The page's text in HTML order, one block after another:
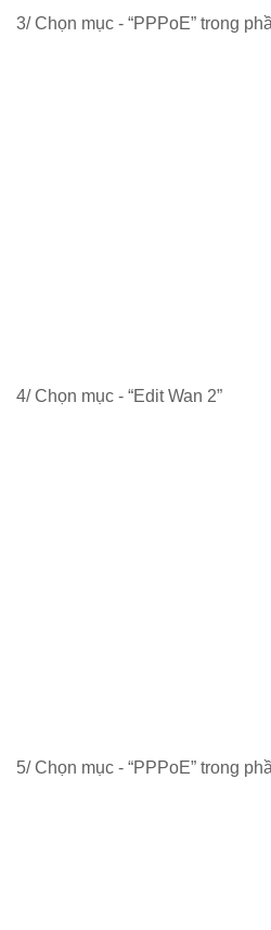
3/ Chọn mục - “PPPoE” trong
4/ Chọn mục - “Edit Wan 2”
5/ Chọn mục - “PPPoE” trong